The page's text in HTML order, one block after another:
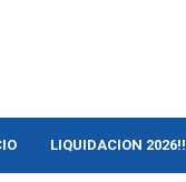
LIQUIDACION 2026!!